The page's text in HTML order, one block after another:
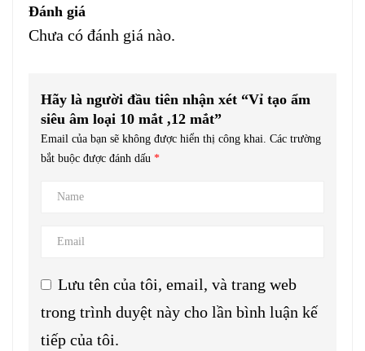
Đánh giá
Chưa có đánh giá nào.
Hãy là người đầu tiên nhận xét “Vỉ tạo ẩm
siêu âm loại 10 mắt ,12 mắt”
Email của bạn sẽ không được hiển thị công khai. Các trường
bắt buộc được đánh dấu *
Lưu tên của tôi, email, và trang web
trong trình duyệt này cho lần bình luận kế
tiếp của tôi.